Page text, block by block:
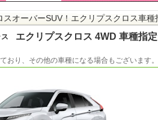
スオーバーSUV！エクリプスクロス車種
エクリプスクロス 4WD 車種指
おり、その他の車種になる場合もございます。